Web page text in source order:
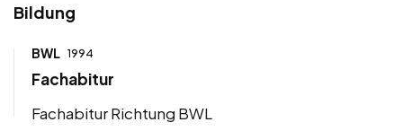
Bildung
BWL 1994
Fachabitur
Fachabitur Richtung BWL